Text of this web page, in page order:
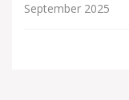
September 2025